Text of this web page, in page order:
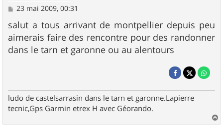
M
s
s
a
g
e
23 mai 2009, 00:31
salut a tous arrivant de montpellier depuis peu
aimerais faire des rencontre pour des randonner
dans le tarn et garonne ou au alentours
ludo de castelsarrasin dans le tarn et garonne.Lapierre
tecnic,Gps Garmin etrex H avec Géorando.
a